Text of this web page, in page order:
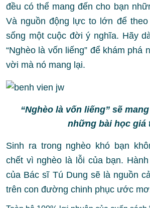
đều có thể mang đến cho bạn
Và nguồn động lực to lớn để
sống một cuộc đời ý nghĩa. Hãy
“Nghèo là vốn liếng” để khám phá
vời mà nó mang lại.
“Nghèo là vốn liếng” sẽ
những bài học giá
Sinh ra trong nghèo khó bạn
chết vì nghèo là lỗi của bạn.
của Bác sĩ Tú Dung sẽ là nguồn
trên con đường chinh phục ước